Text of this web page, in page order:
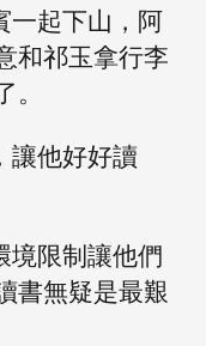
一起下山，阿
和祁玉拿行李
讓他好好讀
境限制讓他們
書無疑是最艱